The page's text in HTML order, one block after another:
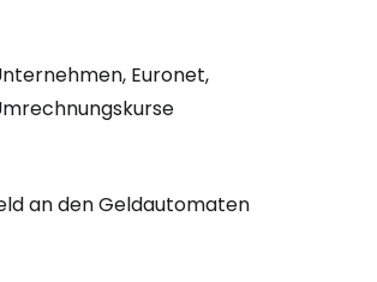
Euronet,
an den Geldautomaten